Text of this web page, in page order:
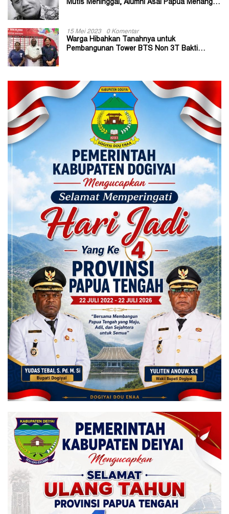
Mutis Meninggal, Alumni Asal Papua Menangis:
15 Mei 2023 0 Komentar
Warga Hibahkan Tanahnya untuk
Pembangunan Tower BTS Non 3T Bakti